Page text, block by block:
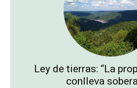
Ley de tierras: “La
conlleva